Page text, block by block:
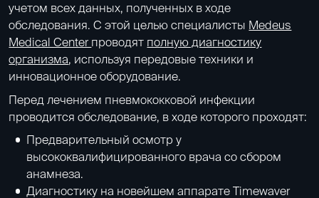
учетом всех данных, полученных в ходе
обследования. С этой целью специалисты Medeus
Medical Center проводят полную диагностику
организма, используя передовые техники и
инновационное оборудование.
Перед лечением пневмококковой инфекции
проводится обследование, в ходе которого проходят:
Предварительный осмотр у
высококвалифицированного врача со сбором
анамнеза.
Диагностику на новейшем аппарате Timewaver